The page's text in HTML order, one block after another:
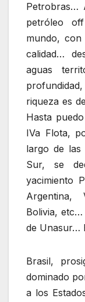
Petrobras…
petróleo
mundo,
calidad…
aguas
riqueza es
Hasta
IVa Flota,
largo de las
Sur, se
yacimiento
Argentina,
Bolivia, etc…
de Unasur…
Brasil,
dominado
a los